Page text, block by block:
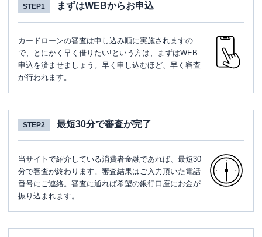
STEP1 まずはWEBからお申込
カードローンの審査は申し込み順に実施されますの
で、とにかく早く借りたい!という方は、まずはWEB
申込を済ませましょう。早く申し込むほど、早く審査
が行われます。
STEP2 最短30分で審査が完了
当サイトで紹介している消費者金融であれば、最短30
分で審査が終わります。審査結果はご入力頂いた電話
番号にご連絡。審査に通れば希望の銀行口座にお金が
振り込まれます。